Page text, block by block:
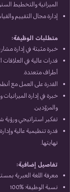
الميزانية والتخطيط
إدارة مجال التقييم
متطلبات الوظيفة:
خبرة مثبتة في إدارة
قدرات عالية في
أطراف متعددة.
القدرة على العمل مع
خبرة في إدارة
والمزوّدين.
تفكير استراتيجي ورؤية
قدرة تنظيمية عالية
نهايتها.
تفاصيل إضافية:
معرفة اللغة العبرية
نسبة الوظيفة: %100